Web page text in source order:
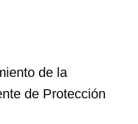
de la
de Protección